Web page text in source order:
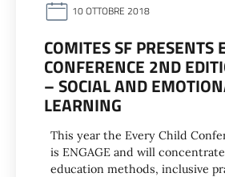
10 OTTOBRE 2018
COMITES SF PRESENTS
CONFERENCE 2ND
– SOCIAL AND
LEARNING
This year the Every Child
is ENGAGE and will
education methods, inclusive